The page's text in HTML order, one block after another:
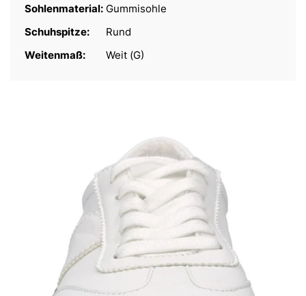
Sohlenmaterial: Gummisohle
Schuhspitze:
Rund
Weitenmaß:
Weit (G)